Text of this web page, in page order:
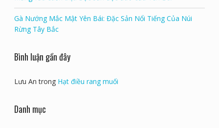
Gà Nướng Mắc Mật Yên Bái: Đặc Sản Nổi Tiếng Của Núi
Rừng Tây Bắc
Bình luận gần đây
Lưu An trong Hạt điều rang muối
Danh mục